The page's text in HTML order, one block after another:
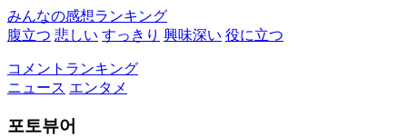
みんなの感想ランキング
腹立つ 悲しい すっきり 興味深い 役に立つ
コメントランキング
ニュース エンタメ
포토뷰어